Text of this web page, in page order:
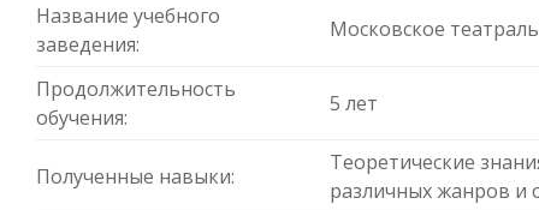
Название учебного
заведения:
Московское
Продолжительность
обучения:
5 лет
Полученные навыки:
Теоретические
различных жанров и